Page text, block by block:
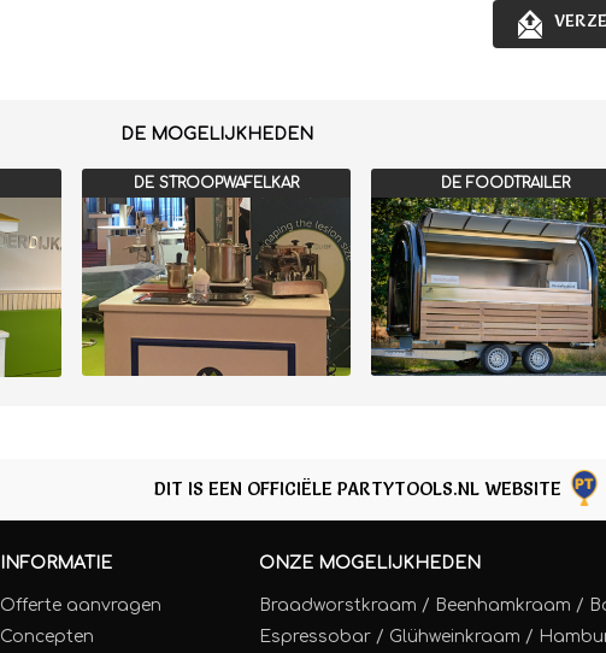
DE MOGELIJKHEDEN
DE STROOPWAFELKAR DE FOODTRAILER
DIT IS EEN OFFICIËLE PARTYTOOLS.NL WEBSITE
INFORMATIE
Offerte aanvragen
Concepten
ONZE MOGELIJKHEDEN
Braadworstkraam / Beenhamkraam /
Espressobar / Glühweinkraam /